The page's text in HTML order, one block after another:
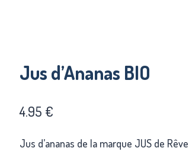
Jus d’Ananas BIO
4.95 €
Jus d’ananas de la marque JUS de